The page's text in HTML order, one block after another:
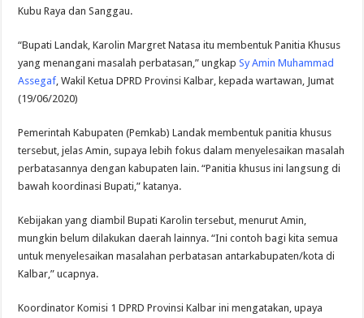
Kubu Raya dan Sanggau.
“Bupati Landak, Karolin Margret Natasa itu membentuk Panitia Khusus
yang menangani masalah perbatasan,” ungkapSy Amin Muhammad
Assegaf , Wakil Ketua DPRD Provinsi Kalbar, kepada wartawan, Jumat
(19/06/2020)
Pemerintah Kabupaten (Pemkab) Landak membentuk panitia khusus
tersebut, jelas Amin, supaya lebih fokus dalam menyelesaikan masalah
perbatasannya dengan kabupaten lain. “Panitia khusus ini langsung di
bawah koordinasi Bupati,” katanya.
Kebijakan yang diambil Bupati Karolin tersebut, menurut Amin,
mungkin belum dilakukan daerah lainnya. “Ini contoh bagi kita semua
untuk menyelesaikan masalahan perbatasan antarkabupaten/kota di
Kalbar,” ucapnya.
Koordinator Komisi 1 DPRD Provinsi Kalbar ini mengatakan, upaya